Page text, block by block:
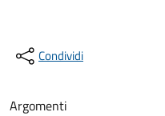
Condividi
Argomenti